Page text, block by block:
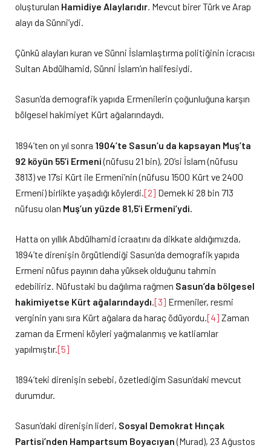
oluşturulan Hamidiye Alaylarıdır. Mevcut birer Türk ve Arap
alayı da Sünni’ydi.
Çünkü alayları kuran ve Sünni İslamlaştırma politiğinin icracısı
Sultan Abdülhamid, Sünni İslam’ın halifesiydi.
Sasun’da demografik yapıda Ermenilerin çoğunluğuna karşın
bölgesel hakimiyet Kürt ağalarındaydı.
1894’ten on yıl sonra 1904’te Sasun’u da kapsayan Muş’ta
92 köyün 55’i Ermeni(nüfusu 21 bin), 20’si İslam (nüfusu
3813) ve 17’si Kürt ile Ermeni’nin (nüfusu 1500 Kürt ve 2400
Ermeni) birlikte yaşadığı köylerdi. [2] Demek ki 28 bin 713
nüfusu olan Muş’un yüzde 81,5’i Ermeni’ydi.
Hatta on yıllık Abdülhamid icraatını da dikkate aldığımızda,
1894’te direnişin örgütlendiği Sasun’da demografik yapıda
Ermeni nüfus payının daha yüksek olduğunu tahmin
edebiliriz. Nüfustaki bu dağılıma rağmen Sasun’da bölgesel
hakimiyetse Kürt ağalarındaydı [3] Ermeniler, resmi
verginin yanı sıra Kürt ağalara da haraç ödüyordu. [4] Zaman
zaman da Ermeni köyleri yağmalanmış ve katliamlar
yapılmıştır.[5]
1894’teki direnişin sebebi, özetlediğim Sasun’daki mevcut
durumdur.
Sasun’daki direnişin lideri, Sosyal Demokrat Hınçak
Partisi’nden Hampartsum Boyacıyan(Murad), 23 Ağustos